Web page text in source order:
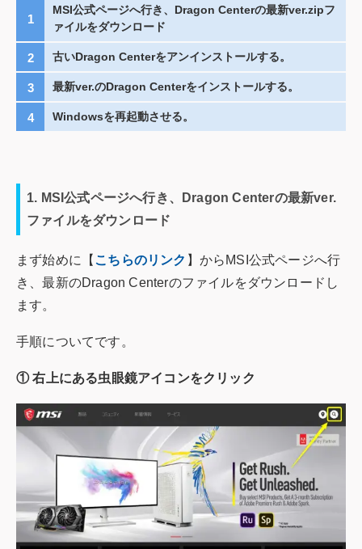
MSI公式ページへ行き、Dragon Centerの最新ver.zipフ
ァイルをダウンロード
古いDragon Centerをアンインストールする。
最新ver.のDragon Centerをインストールする。
Windowsを再起動させる。
1. MSI公式ページへ行き、Dragon Centerの最新ver.
ファイルをダウンロード
まず始めに【 こちらのリンク 】からMSI公式ページへ行
き、最新のDragon Centerのファイルをダウンロードし
ます。
手順についてです。
① 右上にある虫眼鏡アイコンをクリック